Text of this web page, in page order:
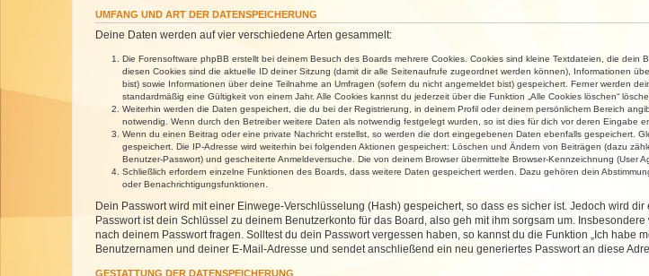
UMFANG UND ART DER DATENSPEICHERUNG
Deine Daten werden auf vier verschiedene Arten gesammelt:
Die Forensoftware phpBB erstellt bei deinem Besuch des Boards mehrere Cookies. Cookies sind kleine Textdateien, die
diesen Cookies sind die aktuelle ID deiner Sitzung (damit dir alle Seitenaufrufe zugeordnet werden können), Informationen
bist) sowie Informationen über deine Teilnahme an Umfragen (sofern du nicht angemeldet bist) gespeichert. Ferner werden
standardmäßig eine Gültigkeit von einem Jahr. Alle Cookies kannst du jederzeit über die Funktion „Alle Cookies löschen“
Weiterhin werden die Daten gespeichert, die du bei der Registrierung, in deinem Profil oder deinem persönlichem Bereich
notwendig. Wenn durch den Betreiber weitere Daten als notwendig festgelegt wurden, so ist dies für dich vor deren Eingabe
Wenn du einen Beitrag oder eine private Nachricht erstellst, so werden die dort eingegebenen Daten ebenfalls gespeichert.
gespeichert. Die IP-Adresse wird weiterhin bei folgenden Aktionen gespeichert: Löschen und Ändern von Beiträgen (dazu
Benutzer-Passwort) und gescheiterte Anmeldeversuche. Die von deinem Browser übermittelte Browser-Kennzeichnung (User
Schließlich erfordern einzelne Funktionen des Boards, dass weitere Daten gespeichert werden. Dazu gehören dein
oder Benachrichtigungsfunktionen.
Dein Passwort wird mit einer Einwege-Verschlüsselung (Hash) gespeichert, so dass es sicher ist. Jedoch wird
Passwort ist dein Schlüssel zu deinem Benutzerkonto für das Board, also geh mit ihm sorgsam um.
nach deinem Passwort fragen. Solltest du dein Passwort vergessen haben, so kannst du die Funktion „Ich habe
Benutzernamen und deiner E-Mail-Adresse und sendet anschließend ein neu generiertes Passwort an diese
GESTATTUNG DER DATENSPEICHERUNG